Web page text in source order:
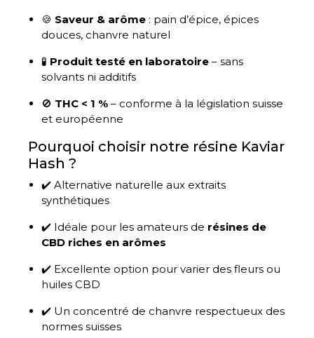
🍪 Saveur & arôme: pain d’épice, épices
douces, chanvre naturel
🧪 Produit testé en laboratoire– sans
solvants ni additifs
🚫 THC < 1 %– conforme à la législation suisse
et européenne
Pourquoi choisir notre résine Kaviar
Hash ?
✔️ Alternative naturelle aux extraits
synthétiques
✔️ Idéale pour les amateurs de résines de
CBD riches en arômes
✔️ Excellente option pour varier des fleurs ou
huiles CBD
✔️ Un concentré de chanvre respectueux des
normes suisses